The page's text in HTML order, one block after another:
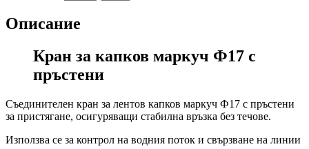
Описание
Кран за капков маркуч Ф17 с
пръстени
Съединителен кран за лентов капков маркуч Ф17 с пръстени
за пристягане, осигуряващи стабилна връзка без течове.
Използва се за контрол на водния поток и свързване на линии